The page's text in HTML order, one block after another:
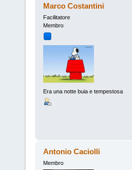
Marco Costantini
Facilitatore
Membro
Era una notte buia e tempestosa
Antonio Caciolli
Membro